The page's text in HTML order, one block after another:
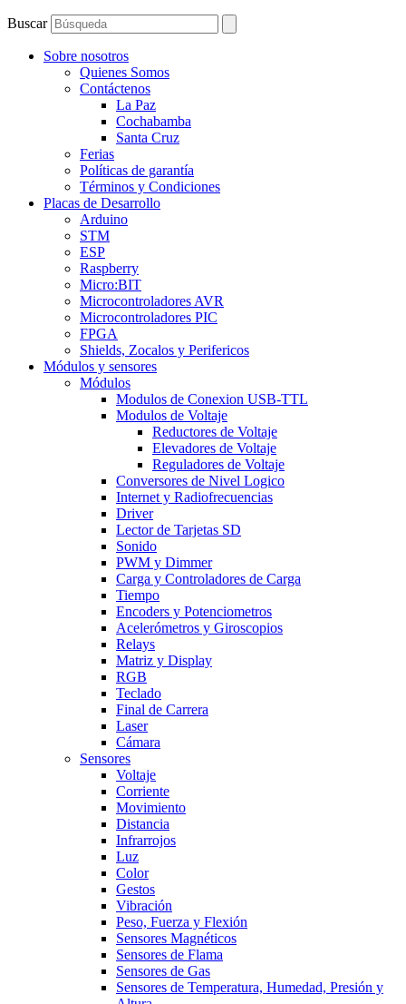
Buscar
Sobre nosotros
Quienes Somos
Contáctenos
La Paz
Cochabamba
Santa Cruz
Ferias
Políticas de garantía
Términos y Condiciones
Placas de Desarrollo
Arduino
STM
ESP
Raspberry
Micro:BIT
Microcontroladores AVR
Microcontroladores PIC
FPGA
Shields, Zocalos y Perifericos
Módulos y sensores
Módulos
Modulos de Conexion USB-TTL
Modulos de Voltaje
Reductores de Voltaje
Elevadores de Voltaje
Reguladores de Voltaje
Conversores de Nivel Logico
Internet y Radiofrecuencias
Driver
Lector de Tarjetas SD
Sonido
PWM y Dimmer
Carga y Controladores de Carga
Tiempo
Encoders y Potenciometros
Acelerómetros y Giroscopios
Relays
Matriz y Display
RGB
Teclado
Final de Carrera
Laser
Cámara
Sensores
Voltaje
Corriente
Movimiento
Distancia
Infrarrojos
Luz
Color
Gestos
Vibración
Peso, Fuerza y Flexión
Sensores Magnéticos
Sensores de Flama
Sensores de Gas
Sensores de Temperatura, Humedad, Presión y